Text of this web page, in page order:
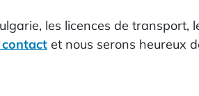
les licences de transport,
et nous serons heureux